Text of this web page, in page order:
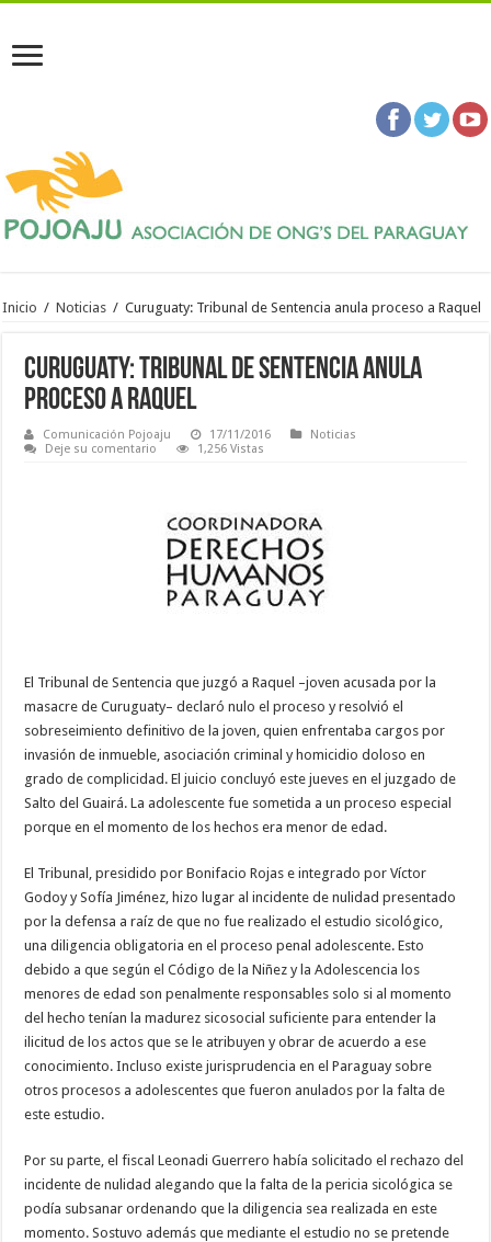
Inicio / Noticias / Curuguaty: Tribunal de Sentencia anula proceso a Raquel
Curuguaty: Tribunal de Sentencia anula
proceso a Raquel
Comunicación Pojoaju 17/11/2016
Noticias
Deje su comentario
1,256 Vistas
El Tribunal de Sentencia que juzgó a Raquel –joven acusada por la
masacre de Curuguaty– declaró nulo el proceso y resolvió el
sobreseimiento definitivo de la joven, quien enfrentaba cargos por
invasión de inmueble, asociación criminal y homicidio doloso en
grado de complicidad. El juicio concluyó este jueves en el juzgado de
Salto del Guairá. La adolescente fue sometida a un proceso especial
porque en el momento de los hechos era menor de edad.
El Tribunal, presidido por Bonifacio Rojas e integrado por Víctor
Godoy y Sofía Jiménez, hizo lugar al incidente de nulidad presentado
por la defensa a raíz de que no fue realizado el estudio sicológico,
una diligencia obligatoria en el proceso penal adolescente. Esto
debido a que según el Código de la Niñez y la Adolescencia los
menores de edad son penalmente responsables solo si al momento
del hecho tenían la madurez sicosocial suficiente para entender la
ilicitud de los actos que se le atribuyen y obrar de acuerdo a ese
conocimiento. Incluso existe jurisprudencia en el Paraguay sobre
otros procesos a adolescentes que fueron anulados por la falta de
este estudio.
Por su parte, el fiscal Leonadi Guerrero había solicitado el rechazo del
incidente de nulidad alegando que la falta de la pericia sicológica se
podía subsanar ordenando que la diligencia sea realizada en este
momento. Sostuvo además que mediante el estudio no se pretende